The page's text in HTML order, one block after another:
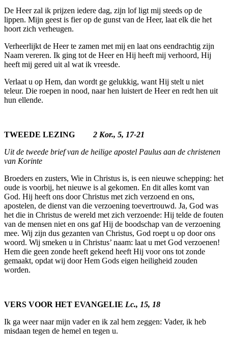
De Heer zal ik prijzen iedere dag, zijn lof ligt mij steeds op de
lippen. Mijn geest is fier op de gunst van de Heer, laat elk die het
hoort zich verheugen.
Verheerlijkt de Heer te zamen met mij en laat ons eendrachtig zijn
Naam vereren. Ik ging tot de Heer en Hij heeft mij verhoord, Hij
heeft mij gered uit al wat ik vreesde.
Verlaat u op Hem, dan wordt ge gelukkig, want Hij stelt u niet
teleur. Die roepen in nood, naar hen luistert de Heer en redt hen uit
hun ellende.
TWEEDE LEZING 2 Kor., 5, 17-21
Uit de tweede brief van de heilige apostel Paulus aan de christenen
van Korinte
Broeders en zusters, Wie in Christus is, is een nieuwe schepping: het
oude is voorbij, het nieuwe is al gekomen. En dit alles komt van
God. Hij heeft ons door Christus met zich verzoend en ons,
apostelen, de dienst van die verzoening toever­trouwd. Ja, God was
het die in Christus de wereld met zich verzoende: Hij telde de fouten
van de mensen niet en ons gaf Hij de boodschap van de verzoening
mee. Wij zijn dus gezanten van Christus, God roept u op door ons
woord. Wij smeken u in Christus’ naam: laat u met God verzoenen!
Hem die geen zonde heeft gekend heeft Hij voor ons tot zonde
gemaakt, opdat wij door Hem Gods eigen heiligheid zouden
worden.
VERS VOOR HET EVANGELIE Lc., 15, 18
Ik ga weer naar mijn vader en ik zal hem zeggen: Vader, ik heb
misdaan tegen de hemel en tegen u.